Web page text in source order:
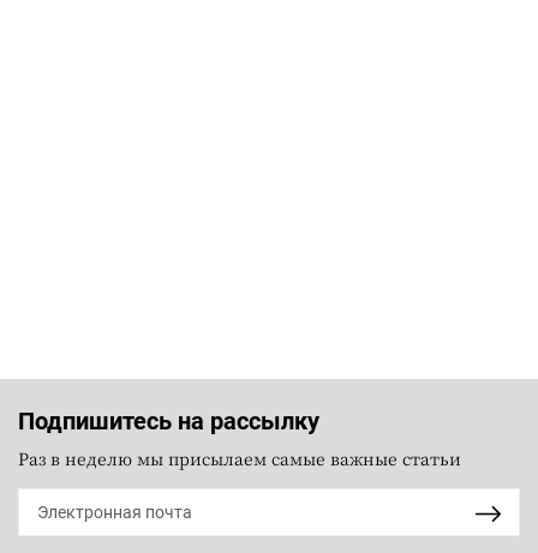
Подпишитесь на рассылку
Раз в неделю мы присылаем самые важные статьи